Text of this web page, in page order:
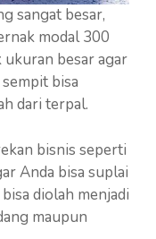
sangat besar,
modal 300
ukuran besar agar
bisa
dari terpal.
bisnis seperti
Anda bisa suplai
diolah menjadi
maupun